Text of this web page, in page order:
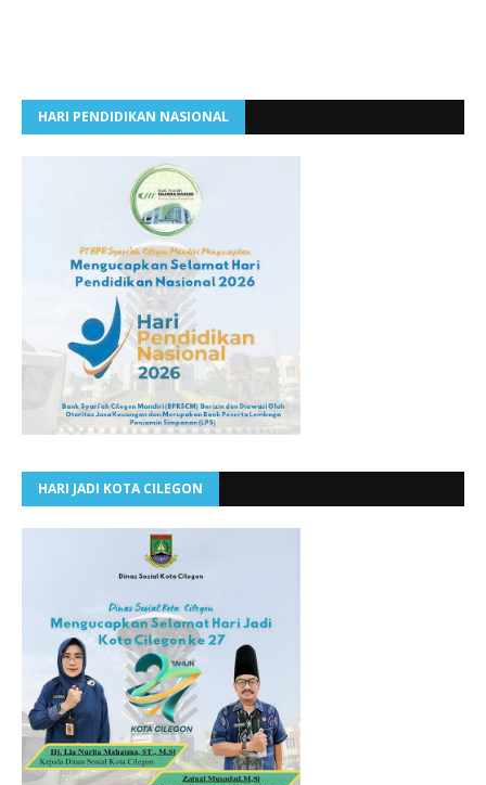
HARI PENDIDIKAN NASIONAL
HARI JADI KOTA CILEGON